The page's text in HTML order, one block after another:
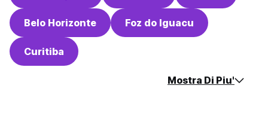
Belo Horizonte Foz do Iguacu
Curitiba
Mostra Di Piu'